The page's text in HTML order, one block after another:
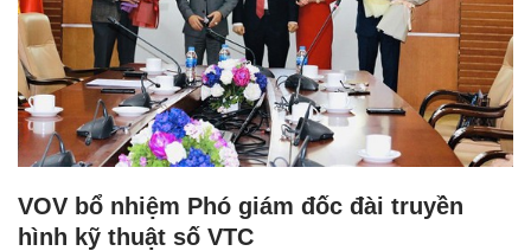
VOV bổ nhiệm Phó giám đốc đài truyền
hình kỹ thuật số VTC